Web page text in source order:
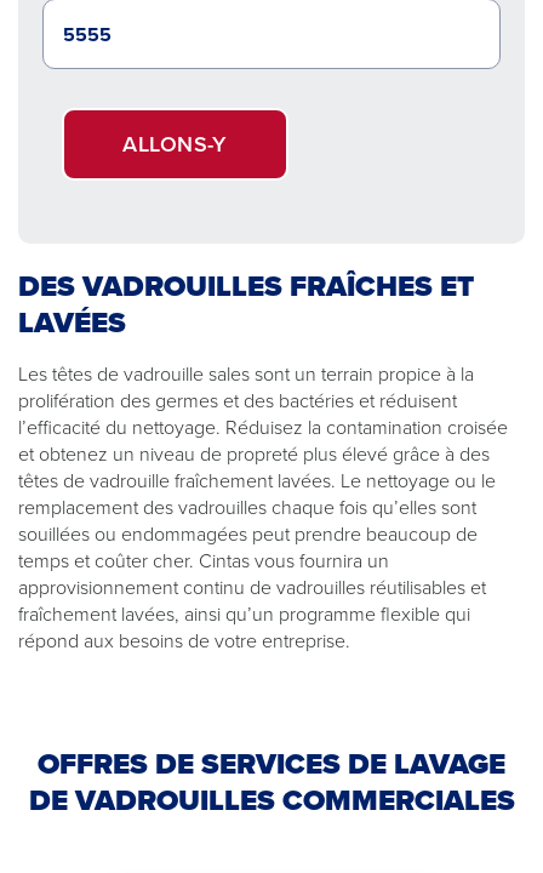
ALLONS-Y
DES VADROUILLES FRAÎCHES ET
LAVÉES
Les têtes de vadrouille sales sont un terrain propice à la
prolifération des germes et des bactéries et réduisent
l’efficacité du nettoyage. Réduisez la contamination croisée
et obtenez un niveau de propreté plus élevé grâce à des
têtes de vadrouille fraîchement lavées. Le nettoyage ou le
remplacement des vadrouilles chaque fois qu’elles sont
souillées ou endommagées peut prendre beaucoup de
temps et coûter cher. Cintas vous fournira un
approvisionnement continu de vadrouilles réutilisables et
fraîchement lavées, ainsi qu’un programme flexible qui
répond aux besoins de votre entreprise.
OFFRES DE SERVICES DE LAVAGE
DE VADROUILLES COMMERCIALES